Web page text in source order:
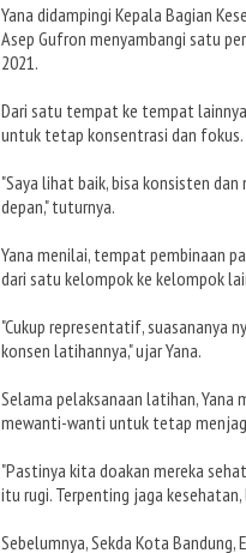
Yana didampingi Kepala Bagian
Asep Gufron menyambangi satu
2021.
Dari satu tempat ke tempat
untuk tetap konsentrasi dan fokus.
"Saya lihat baik, bisa konsisten
depan," tuturnya.
Yana menilai, tempat pembinaan
dari satu kelompok ke kelompok
"Cukup representatif, suasananya
konsen latihannya," ujar Yana.
Selama pelaksanaan latihan, Yana
mewanti-wanti untuk tetap
"Pastinya kita doakan mereka
itu rugi. Terpenting jaga
Sebelumnya, Sekda Kota